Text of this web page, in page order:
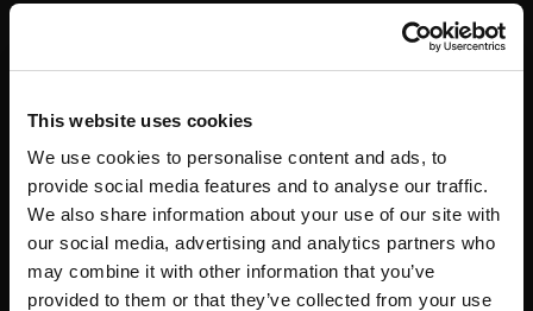
This website uses cookies
We use cookies to personalise content and ads, to
provide social media features and to analyse our traffic.
We also share information about your use of our site with
our social media, advertising and analytics partners who
may combine it with other information that you’ve
provided to them or that they’ve collected from your use
Schleswig-Holstein, beeindruckt mit ihrer Geschichte.
Ehemalig bekannt durch ihre Textilindustrie ist die Stadt
rn Hotel Prisma, veranstaltet im Kulturzentrum
Neumünster, verspricht den Gästen eine einzigartige
Fusion aus exquisitem kulinarischem Genuss und
begeisternder Live-Musik. Während die Besucher ein
hervorragendes 3-Gäne-Menü genießen, werden sie von